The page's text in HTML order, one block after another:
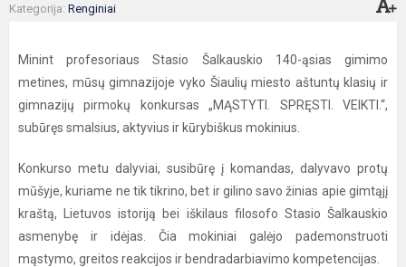
Kategorija: Renginiai
Minint profesoriaus Stasio Šalkauskio 140-ąsias gimimo
metines, mūsų gimnazijoje vyko Šiaulių miesto aštuntų klasių ir
gimnazijų pirmokų konkursas „MĄSTYTI. SPRĘSTI. VEIKTI.“,
subūręs smalsius, aktyvius ir kūrybiškus mokinius.
Konkurso metu dalyviai, susibūrę į komandas, dalyvavo protų
mūšyje, kuriame ne tik tikrino, bet ir gilino savo žinias apie gimtąjį
kraštą, Lietuvos istoriją bei iškilaus filosofo Stasio Šalkauskio
asmenybę ir idėjas. Čia mokiniai galėjo pademonstruoti
mąstymo, greitos reakcijos ir bendradarbiavimo kompetencijas.